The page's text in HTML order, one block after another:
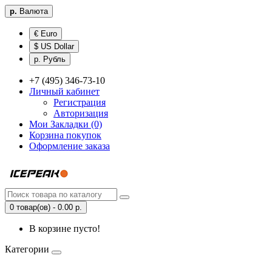
р. Валюта
€ Euro
$ US Dollar
р. Рубль
+7 (495) 346-73-10
Личный кабинет
Регистрация
Авторизация
Мои Закладки (0)
Корзина покупок
Оформление заказа
0 товар(ов) - 0.00 р.
В корзине пусто!
Категории